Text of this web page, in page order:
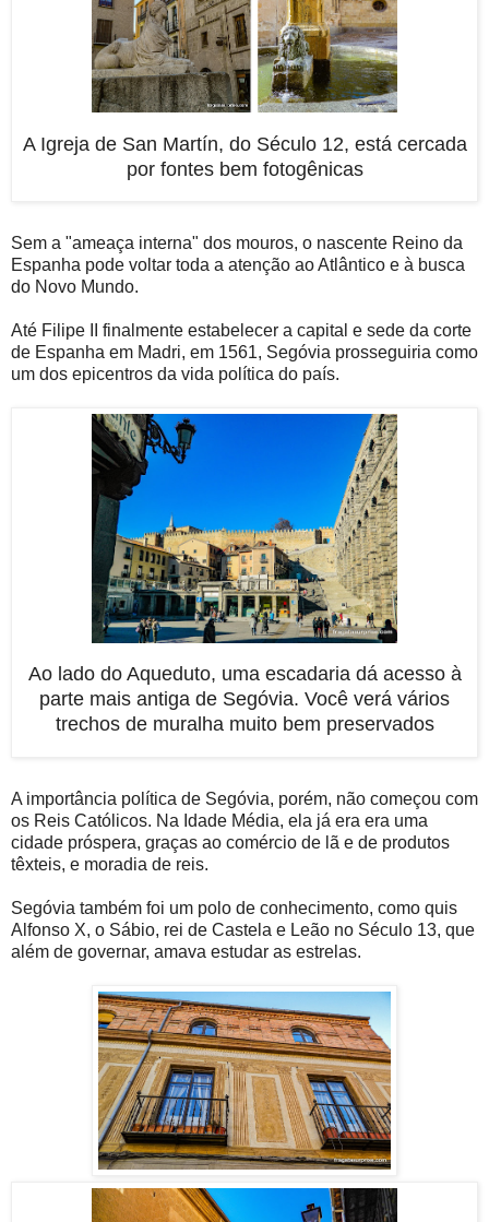
A Igreja de San Martín, do Século 12, está cercada
por fontes bem fotogênicas
Sem a "ameaça interna" dos mouros, o nascente Reino da
Espanha pode voltar toda a atenção ao Atlântico e à busca
do Novo Mundo.
Até Filipe II finalmente estabelecer a capital e sede da corte
de Espanha em Madri, em 1561, Segóvia prosseguiria como
um dos epicentros da vida política do país.
Ao lado do Aqueduto, uma escadaria dá acesso à
parte mais antiga de Segóvia. Você verá vários
trechos de muralha muito bem preservados
A importância política de Segóvia, porém, não começou com
os Reis Católicos. Na Idade Média, ela já era era uma
cidade próspera, graças ao comércio de lã e de produtos
têxteis, e moradia de reis.
Segóvia também foi um polo de conhecimento, como quis
Alfonso X, o Sábio, rei de Castela e Leão no Século 13, que
além de governar, amava estudar as estrelas.